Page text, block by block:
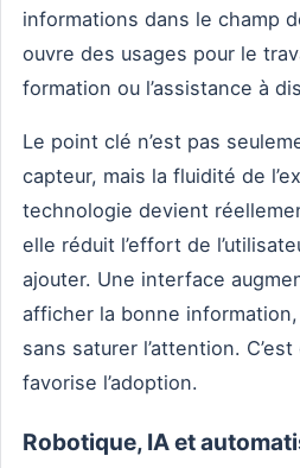
informations dans le champ
ouvre des usages pour le
formation ou l’assistance à
Le point clé n’est pas
capteur, mais la fluidité de
technologie devient
elle réduit l’effort de
ajouter. Une interface
afficher la bonne
sans saturer l’attention.
favorise l’adoption.
Robotique, IA et